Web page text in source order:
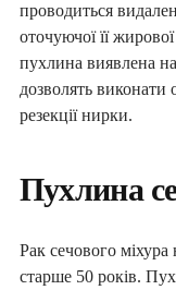
проводиться
оточуючої її
пухлина виявлена ​​на
дозволять виконати
резекції нирки.
Пухлина
Рак сечового міхура
старше 50 років.
СІМЕЙНИМ